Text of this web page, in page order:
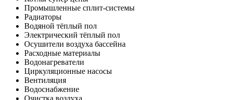
Промышленные сплит-системы
Радиаторы
Водяной тёплый пол
Электрический тёплый пол
Осушители воздуха бассейна
Расходные материалы
Водонагреватели
Циркуляционные насосы
Вентиляция
Водоснабжение